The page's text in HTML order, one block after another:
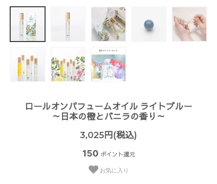
ロールオンパフュームオイル ライトブルー
～日本の橙とバニラの香り～
3,025円(税込)
150 ポイント還元
お気に入り